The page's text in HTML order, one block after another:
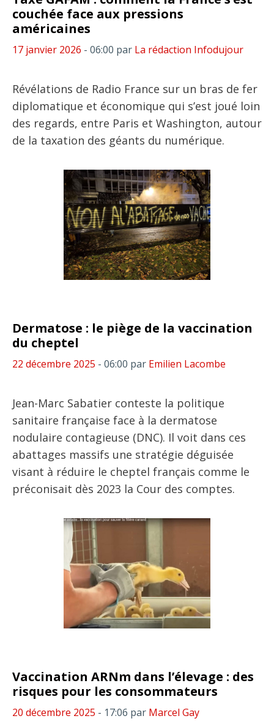
couchée face aux pressions
américaines
17 janvier 2026 - 06:00 par La rédaction Infodujour
Révélations de Radio France sur un bras de fer
diplomatique et économique qui s’est joué loin
des regards, entre Paris et Washington, autour
de la taxation des géants du numérique.
Dermatose : le piège de la vaccination
du cheptel
22 décembre 2025 - 06:00 par Emilien Lacombe
Jean-Marc Sabatier conteste la politique
sanitaire française face à la dermatose
nodulaire contagieuse (DNC). Il voit dans ces
abattages massifs une stratégie déguisée
visant à réduire le cheptel français comme le
préconisait dès 2023 la Cour des comptes.
Vaccination ARNm dans l’élevage : des
risques pour les consommateurs
20 décembre 2025 - 17:06 par Marcel Gay